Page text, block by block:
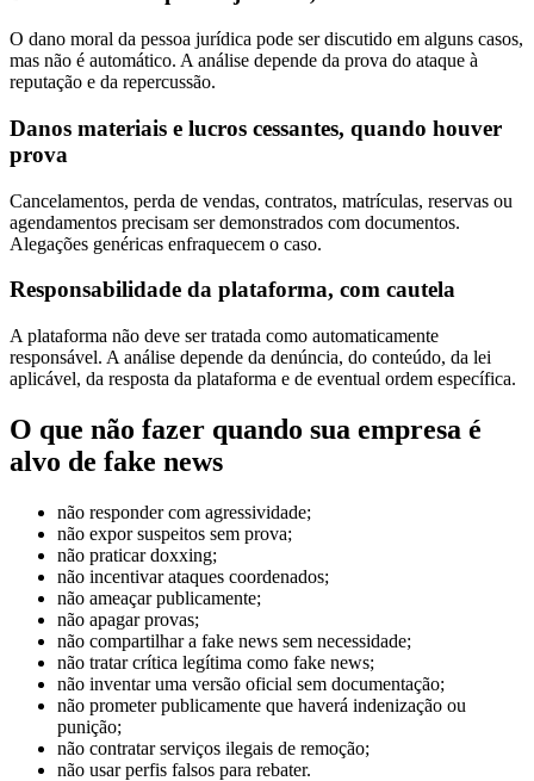
O dano moral da pessoa jurídica pode ser discutido em alguns casos,
mas não é automático. A análise depende da prova do ataque à
reputação e da repercussão.
Danos materiais e lucros cessantes, quando houver
prova
Cancelamentos, perda de vendas, contratos, matrículas, reservas ou
agendamentos precisam ser demonstrados com documentos.
Alegações genéricas enfraquecem o caso.
Responsabilidade da plataforma, com cautela
A plataforma não deve ser tratada como automaticamente
responsável. A análise depende da denúncia, do conteúdo, da lei
aplicável, da resposta da plataforma e de eventual ordem específica.
O que não fazer quando sua empresa é
alvo de fake news
não responder com agressividade;
não expor suspeitos sem prova;
não praticar doxxing;
não incentivar ataques coordenados;
não ameaçar publicamente;
não apagar provas;
não compartilhar a fake news sem necessidade;
não tratar crítica legítima como fake news;
não inventar uma versão oficial sem documentação;
não prometer publicamente que haverá indenização ou
punição;
não contratar serviços ilegais de remoção;
não usar perfis falsos para rebater.